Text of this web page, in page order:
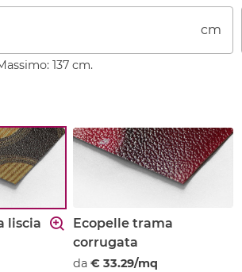
cm
137 cm.
liscia
Ecopelle trama
corrugata
da € 33.29/mq